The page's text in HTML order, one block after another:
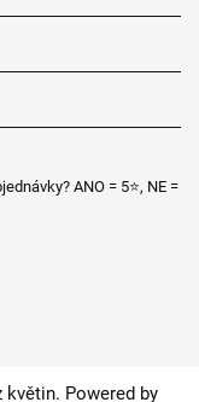
ANO = 5⭐, NE =
Powered by